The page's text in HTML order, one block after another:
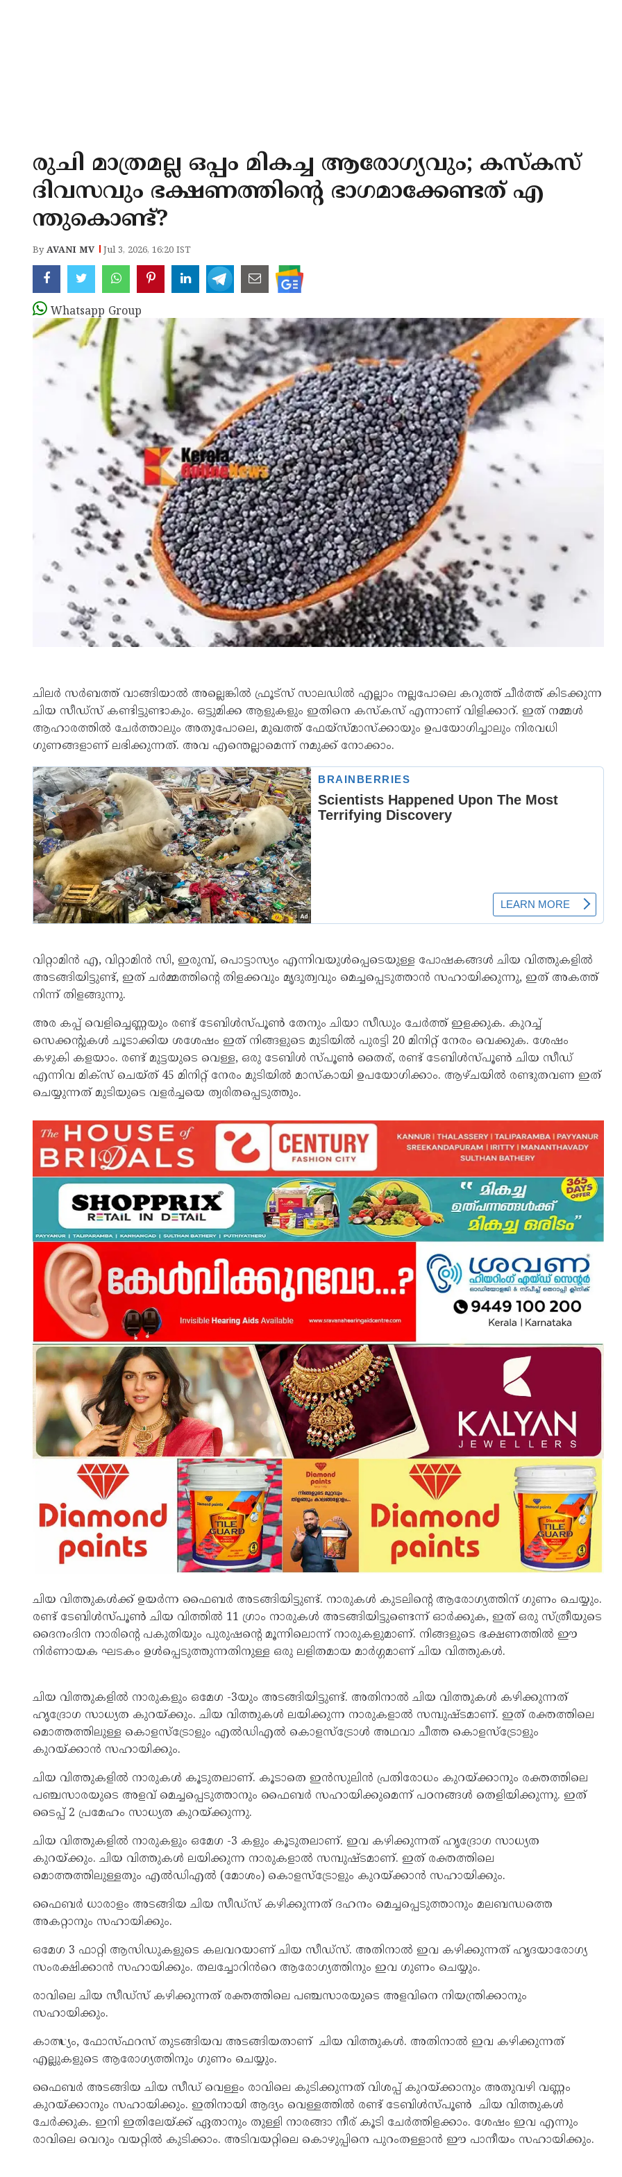
രുചി മാത്രമല്ല ഒപ്പം മികച്ച ആരോഗ്യവും; കസ്‌കസ്
ദിവസവും ഭക്ഷണത്തിന്റെ ഭാഗമാക്കേണ്ടത് എ
ന്തുകൊണ്ട്?
ByAVANI MV Jul 3, 2026, 16:20 IST
Whatsapp Group
ചിലർ സർബത്ത് വാങ്ങിയാൽ അല്ലെങ്കിൽ ഫ്രൂട്‌സ് സാലഡിൽ എല്ലാം നല്ലപോലെ കറുത്ത് ചീർത്ത് കിടക്കുന്ന
ചിയ സീഡ്‌സ് കണ്ടിട്ടുണ്ടാകും. ഒട്ടുമിക്ക ആളുകളും ഇതിനെ കസ്‌കസ് എന്നാണ് വിളിക്കാറ്. ഇത് നമ്മൾ
ആഹാരത്തിൽ ചേർത്താലും അതുപോലെ, മുഖത്ത് ഫേയ്‌സ്മാസ്‌ക്കായും ഉപയോഗിച്ചാലും നിരവധി
ഗുണങ്ങളാണ് ലഭിക്കുന്നത്. അവ എന്തെല്ലാമെന്ന് നമുക്ക് നോക്കാം.
വിറ്റാമിൻ എ, വിറ്റാമിൻ സി, ഇരുമ്പ്, പൊട്ടാസ്യം എന്നിവയുൾപ്പെടെയുള്ള പോഷകങ്ങൾ ചിയ വിത്തുകളിൽ
അടങ്ങിയിട്ടുണ്ട്, ഇത് ചർമ്മത്തിൻ്റെ തിളക്കവും മൃദുത്വവും മെച്ചപ്പെടുത്താൻ സഹായിക്കുന്നു, ഇത് അകത്ത്
നിന്ന് തിളങ്ങുന്നു.
അര കപ്പ് വെളിച്ചെണ്ണയും രണ്ട് ടേബിൾസ്പൂൺ തേനും ചിയാ സീഡും ചേർത്ത് ഇളക്കുക. കുറച്ച്
സെക്കന്റുകൾ ചൂടാക്കിയ ശശേഷം ഇത് നിങ്ങളുടെ മുടിയിൽ പുരട്ടി 20 മിനിറ്റ് നേരം വെക്കുക. ശേഷം
കഴുകി കളയാം. രണ്ട് മുട്ടയുടെ വെള്ള, ഒരു ടേബിൾ സ്പൂൺ തൈര്, രണ്ട് ടേബിൾസ്പൂൺ ചിയ സീഡ്
എന്നിവ മിക്‌സ് ചെയ്ത് 45 മിനിറ്റ് നേരം മുടിയിൽ മാസ്‌കായി ഉപയോഗിക്കാം. ആഴ്ചയിൽ രണ്ടുതവണ ഇത്
ചെയ്യുന്നത് മുടിയുടെ വളർച്ചയെ ത്വരിതപ്പെടുത്തും.
ചിയ വിത്തുകൾക്ക് ഉയർന്ന ഫൈബർ അടങ്ങിയിട്ടുണ്ട്. നാരുകൾ കുടലിൻ്റെ ആരോഗ്യത്തിന് ഗുണം ചെയ്യും.
രണ്ട് ടേബിൾസ്പൂൺ ചിയ വിത്തിൽ 11 ഗ്രാം നാരുകൾ അടങ്ങിയിട്ടുണ്ടെന്ന് ഓർക്കുക, ഇത് ഒരു സ്ത്രീയുടെ
ദൈനംദിന നാരിൻ്റെ പകുതിയും പുരുഷൻ്റെ മൂന്നിലൊന്ന് നാരുകളുമാണ്. നിങ്ങളുടെ ഭക്ഷണത്തിൽ ഈ
നിർണായക ഘടകം ഉൾപ്പെടുത്തുന്നതിനുള്ള ഒരു ലളിതമായ മാർഗ്ഗമാണ് ചിയ വിത്തുകൾ.
ചിയ വിത്തുകളിൽ നാരുകളും ഒമേഗ -3യും അടങ്ങിയിട്ടുണ്ട്. അതിനാൽ ചിയ വിത്തുകൾ കഴിക്കുന്നത്
ഹൃദ്രോഗ സാധ്യത കുറയ്ക്കും. ചിയ വിത്തുകൾ ലയിക്കുന്ന നാരുകളാൽ സമ്പുഷ്ടമാണ്. ഇത് രക്തത്തിലെ
മൊത്തത്തിലുള്ള കൊളസ്ട്രോളും എൽഡിഎൽ കൊളസ്ട്രോൾ അഥവാ ചീത്ത കൊളസ്ട്രോളും
കുറയ്ക്കാൻ സഹായിക്കും.
ചിയ വിത്തുകളിൽ നാരുകൾ കൂടുതലാണ്. കൂടാതെ ഇൻസുലിൻ പ്രതിരോധം കുറയ്ക്കാനും രക്തത്തിലെ
പഞ്ചസാരയുടെ അളവ് മെച്ചപ്പെടുത്താനും ഫൈബർ സഹായിക്കുമെന്ന് പഠനങ്ങൾ തെളിയിക്കുന്നു. ഇത്
ടൈപ്പ് 2 പ്രമേഹം സാധ്യത കുറയ്ക്കുന്നു.
ചിയ വിത്തുകളിൽ നാരുകളും ഒമേഗ -3 കളും കൂടുതലാണ്. ഇവ കഴിക്കുന്നത് ഹൃദ്രോഗ സാധ്യത
കുറയ്ക്കും. ചിയ വിത്തുകൾ ലയിക്കുന്ന നാരുകളാൽ സമ്പുഷ്ടമാണ്. ഇത് രക്തത്തിലെ
മൊത്തത്തിലുള്ളതും എൽഡിഎൽ (മോശം) കൊളസ്ട്രോളും കുറയ്ക്കാൻ സഹായിക്കും.
ഫൈബർ ധാരാളം അടങ്ങിയ ചിയ സീഡ്സ് കഴിക്കുന്നത് ദഹനം മെച്ചപ്പെടുത്താനും മലബന്ധത്തെ
അകറ്റാനും സഹായിക്കും.
ഒമേഗ 3 ഫാറ്റി ആസിഡുകളുടെ കലവറയാണ് ചിയ സീഡ്സ്. അതിനാൽ ഇവ കഴിക്കുന്നത് ഹൃദയാരോഗ്യ
സംരക്ഷിക്കാൻ സഹായിക്കും. തലച്ചോറിൻറെ ആരോഗ്യത്തിനും ഇവ ഗുണം ചെയ്യും.
രാവിലെ ചിയ സീഡ്സ് കഴിക്കുന്നത് രക്തത്തിലെ പഞ്ചസാരയുടെ അളവിനെ നിയന്ത്രിക്കാനും
സഹായിക്കും.
കാത്സ്യം, ഫോസ്ഫറസ് തുടങ്ങിയവ അടങ്ങിയതാണ് ചിയ വിത്തുകൾ. അതിനാൽ ഇവ കഴിക്കുന്നത്
എല്ലുകളുടെ ആരോഗ്യത്തിനും ഗുണം ചെയ്യും.
ഫൈബർ അടങ്ങിയ ചിയ സീഡ് വെള്ളം രാവിലെ കുടിക്കുന്നത് വിശപ്പ് കുറയ്ക്കാനും അതുവഴി വണ്ണം
കുറയ്ക്കാനും സഹായിക്കും. ഇതിനായി ആദ്യം വെള്ളത്തിൽ രണ്ട് ടേബിൾസ്പൂൺ ചിയ വിത്തുകൾ
ചേർക്കുക. ഇനി ഇതിലേയ്ക്ക് ഏതാനും തുള്ളി നാരങ്ങാ നീര് കൂടി ചേർത്തിളക്കാം. ശേഷം ഇവ എന്നും
രാവിലെ വെറും വയറ്റിൽ കുടിക്കാം. അടിവയറ്റിലെ കൊഴുപ്പിനെ പുറംതള്ളാൻ ഈ പാനീയം സഹായിക്കും.